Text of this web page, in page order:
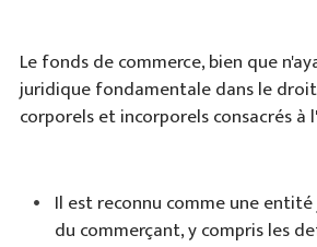
Le fonds de commerce, bien que
juridique fondamentale dans le
corporels et incorporels consacrés
Il est reconnu comme une
du commerçant, y compris les